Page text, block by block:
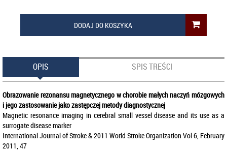
DODAJ DO KOSZYKA
OPIS SPIS TREŚCI
Obrazowanie rezonansu magnetycznego w chorobie małych naczyń mózgowych
i jego zastosowanie jako zastępczej metody diagnostycznej
Magnetic resonance imaging in cerebral small vessel disease and its use as a
surrogate disease marker
International Journal of Stroke & 2011 World Stroke Organization Vol 6, February
2011, 47